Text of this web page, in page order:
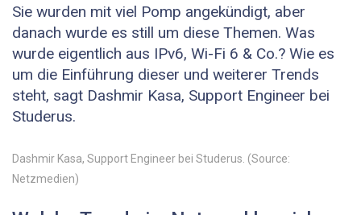
Sie wurden mit viel Pomp angekündigt, aber
danach wurde es still um diese Themen. Was
wurde eigentlich aus IPv6, Wi-Fi 6 & Co.? Wie es
um die Einführung dieser und weiterer Trends
steht, sagt Dashmir Kasa, Support ­Engineer bei
Studerus.
Dashmir Kasa, Support ­Engineer bei Studerus. (Source:
Netzmedien)